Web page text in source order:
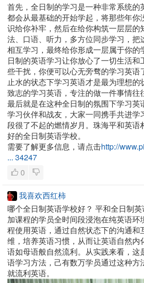
首先，全日制的学习是一种非常系统的
都会从最基础的开始学起，将那些年你
识给你补牢，然后在给你构筑一层层的
法、口语、听力，多方位同步学习，把
相互学习，最终给你形成一层属于你的
日制的英语学习让你放心了一切生活和
些干扰，你便可以心无旁骛的学习英语
止水的状态下学习英语才是最为理想
致志的学习英语，专注的做一件事情往
最后就是在这种全日制的氛围下学习英
学习伙伴和战友，大家一同携手共进学
段很了不起的燃情岁月。珠海平和英语
好的全日制英语学校。
需要了解更多信息，请点击http://
... 34247
0
我喜欢西红柿
哪个全日制英语学校好？ 平和全日制
加课程的学员全时间段浸泡在纯英语环
程使用英语，通过自然状态下的沟通和
维，培养英语习惯，从而让英语自然内
语如母语般自然流利。从实践来看，这
语学习方法，己有数万学员通过这种方
就流利英语。